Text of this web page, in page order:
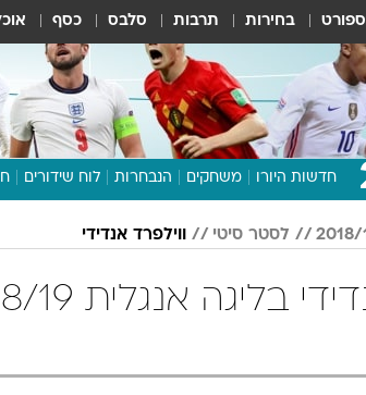
ספורט בחירות תרבות סלבס כסף
חדשות היורו משחקים הנבחרות לוח שידורים
לסטר סיטי ווילפרד אנדידי
ווילפרד אנדידי